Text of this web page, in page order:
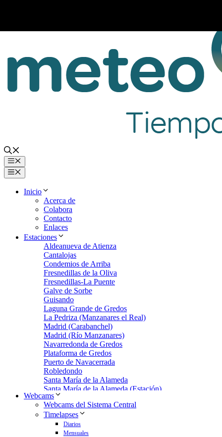
Menú
Menú
Inicio
Acerca de
Colabora
Contacto
Enlaces
Estaciones
Aldeanueva de Atienza
Cantalojas
Condemios de Arriba
Fresnedillas de la Oliva
Fresnedillas-La Puente
Galve de Sorbe
Guisando
Laguna Grande de Gredos
La Pedriza (Manzanares el Real)
Madrid (Carabanchel)
Madrid (Río Manzanares)
Navarredonda de Gredos
Plataforma de Gredos
Puerto de Navacerrada
Robledondo
Santa María de la Alameda
Santa María de la Alameda (Estación)
Zarzalejo
Zarzalejo Estación
Zarzalejo-Machotas
Webcams
Webcams del Sistema Central
Timelapses
Diarios
Mensuales